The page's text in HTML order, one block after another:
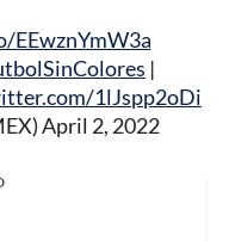
EEwznYmW3a
|
1lJspp2oDi
April 2, 2022